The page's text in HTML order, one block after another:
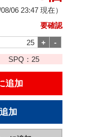
06 23:47 現在）
要確認
SPQ： 25